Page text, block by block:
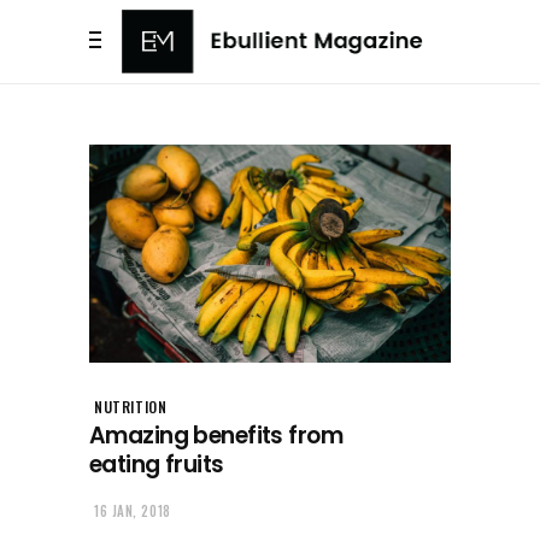
NUTRITION
Amazing benefits from
eating fruits
16 JAN, 2018